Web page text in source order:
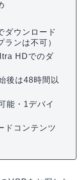
ダウンロード
ンは不可）
HDでのダ
後は48時間以
能・1デバイ
ドコンテンツ